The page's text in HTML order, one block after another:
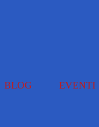
BLOG EVENTI